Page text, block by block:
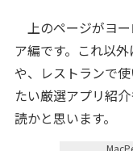
上のページがヨー
ア編です。これ以
や、レストランで
たい厳選アプリ紹
読かと思います。